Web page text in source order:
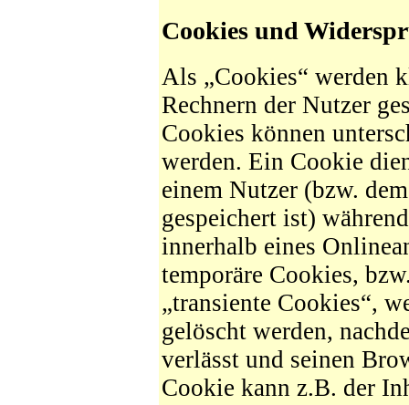
Cookies und
Als „Cookies“ werden
Rechnern der Nutzer
Cookies können
werden. Ein Cookie
einem Nutzer (bzw.
gespeichert ist)
innerhalb eines
temporäre Cookies,
„transiente Cookies“,
gelöscht werden,
verlässt und seinen
Cookie kann z.B. der